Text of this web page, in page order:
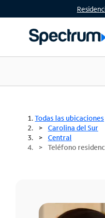
Todas las ubicaciones
Carolina del Sur
Central
Teléfono